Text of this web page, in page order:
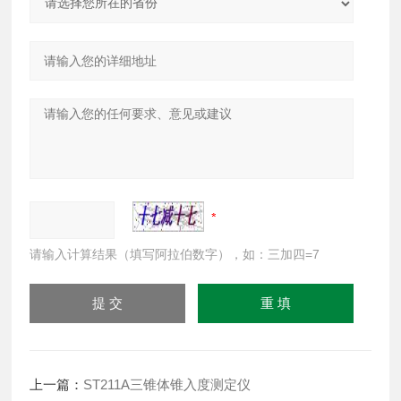
请输入计算结果（填写阿拉伯数字），如：三加四=7
上一篇： ST211A三锥体锥入度测定仪